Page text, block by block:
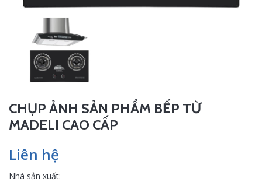
CHỤP ẢNH SẢN PHẨM BẾP TỪ
MADELI CAO CẤP
Liên hệ
Nhà sản xuất: